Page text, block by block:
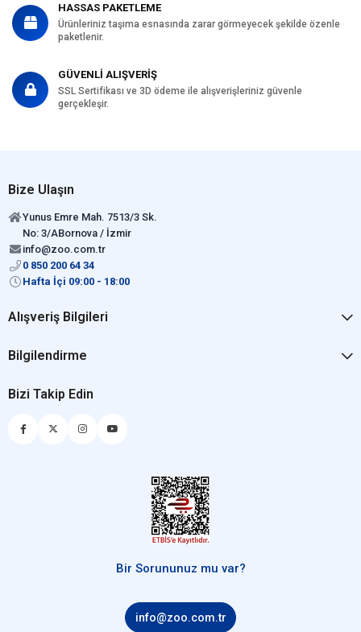
HASSAS PAKETLEME
Ürünleriniz taşıma esnasında zarar görmeyecek şekilde özenle
paketlenir.
GÜVENLİ ALIŞVERİŞ
SSL Sertifikası ve 3D ödeme ile alışverişleriniz güvenle
gerçekleşir.
Bize Ulaşın
Yunus Emre Mah. 7513/3 Sk.
No: 3/ABornova / İzmir
info@zoo.com.tr
0 850 200 64 34
Hafta İçi 09:00 - 18:00
Alışveriş Bilgileri
Bilgilendirme
Bizi Takip Edin
Bir Sorununuz mu var?
info@zoo.com.tr